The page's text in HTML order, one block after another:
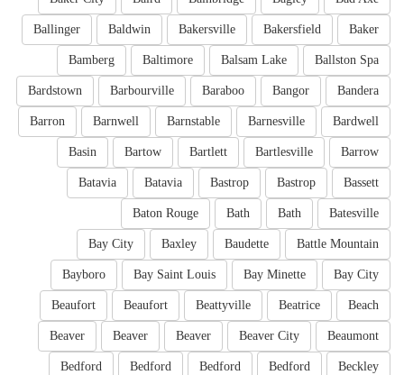
Baker
Bakersfield
Bakersville
Baldwin
Ballinger
Ballston Spa
Balsam Lake
Baltimore
Bamberg
Bandera
Bangor
Baraboo
Barbourville
Bardstown
Bardwell
Barnesville
Barnstable
Barnwell
Barron
Barrow
Bartlesville
Bartlett
Bartow
Basin
Bassett
Bastrop
Bastrop
Batavia
Batavia
Batesville
Bath
Bath
Baton Rouge
Battle Mountain
Baudette
Baxley
Bay City
Bay City
Bay Minette
Bay Saint Louis
Bayboro
Beach
Beatrice
Beattyville
Beaufort
Beaufort
Beaumont
Beaver City
Beaver
Beaver
Beaver
Beckley
Bedford
Bedford
Bedford
Bedford